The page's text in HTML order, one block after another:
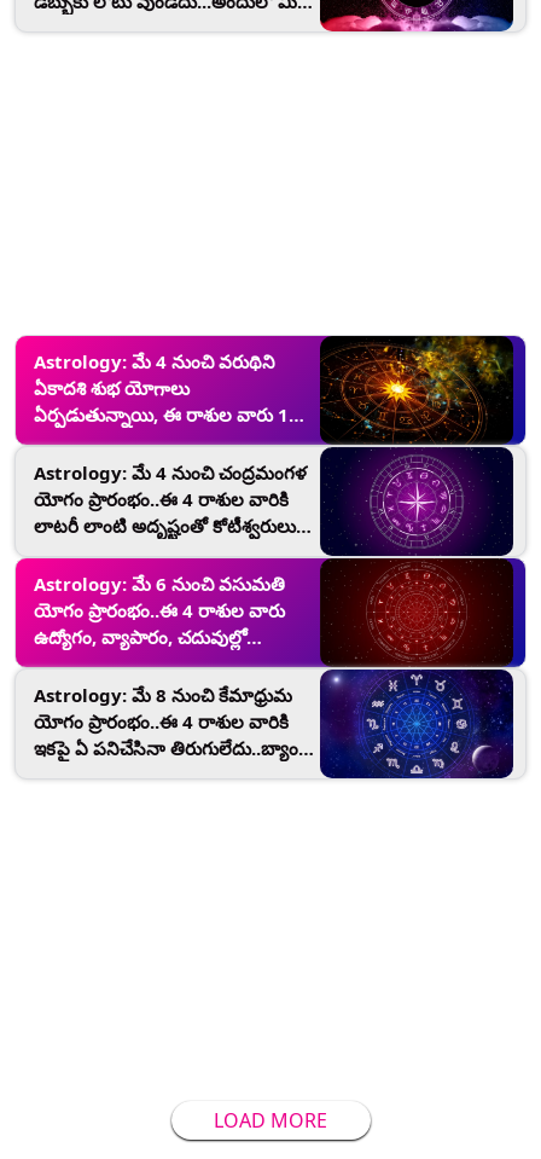
Astrology: మే 4 నుంచి వరుథిని
ఏకాదశి శుభ యోగాలు
ఏర్పడుతున్నాయి, ఈ రాశుల వారు 15
రోజుల్లో ధనవంతులు అవుతారు
Astrology: మే 4 నుంచి చంద్రమంగళ
యోగం ప్రారంభం..ఈ 4 రాశుల వారికి
లాటరీ లాంటి అదృష్టంతో కోటీశ్వరులు
అవతారు..చేయి చాచితే చాలు డబ్బే
డబ్బు..
Astrology: మే 6 నుంచి వసుమతి
యోగం ప్రారంభం..ఈ 4 రాశుల వారు
ఉద్యోగం, వ్యాపారం, చదువుల్లో
తిరుగులేదు..డబ్బు నట్టింట్లో వర్షంలా
వచ్చి పడుతుంది
Astrology: మే 8 నుంచి కేమాధ్రుమ
యోగం ప్రారంభం..ఈ 4 రాశుల వారికి
ఇకపై ఏ పనిచేసినా తిరుగులేదు..బ్యాంకు
LOAD MORE